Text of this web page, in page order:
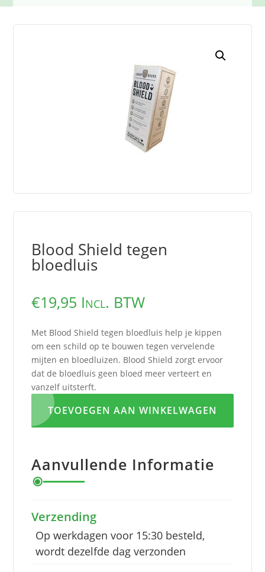
Blood Shield tegen
bloedluis
€19,95 Incl. BTW
Met Blood Shield tegen bloedluis help je kippen
om een schild op te bouwen tegen vervelende
mijten en bloedluizen. Blood Shield zorgt ervoor
dat de bloedluis geen bloed meer verteert en
vanzelf uitsterft.
TOEVOEGEN AAN WINKELWAGEN
Aanvullende Informatie
Verzending
Op werkdagen voor 15:30 besteld,
wordt dezelfde dag verzonden